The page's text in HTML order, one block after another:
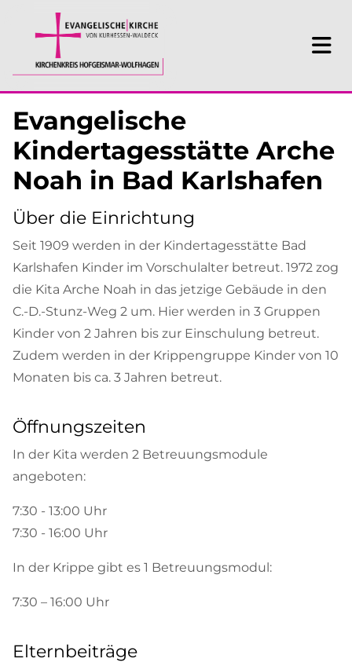
Evangelische
Kindertagesstätte Arche
Noah in Bad Karlshafen
Über die Einrichtung
Seit 1909 werden in der Kindertagesstätte Bad
Karlshafen Kinder im Vorschulalter betreut. 1972 zog
die Kita Arche Noah in das jetzige Gebäude in den
C.-D.-Stunz-Weg 2 um. Hier werden in 3 Gruppen
Kinder von 2 Jahren bis zur Einschulung betreut.
Zudem werden in der Krippengruppe Kinder von 10
Monaten bis ca. 3 Jahren betreut.
Öffnungszeiten
In der Kita werden 2 Betreuungsmodule
angeboten:
7:30 - 13:00 Uhr
7:30 - 16:00 Uhr
In der Krippe gibt es 1 Betreuungsmodul:
7:30 – 16:00 Uhr
Elternbeiträge